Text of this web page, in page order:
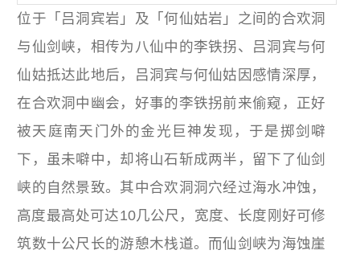
位于「吕洞宾岩」及「何仙姑岩」之间的合欢洞
与仙剑峡，相传为八仙中的李铁拐、吕洞宾与何
仙姑抵达此地后，吕洞宾与何仙姑因感情深厚，
在合欢洞中幽会，好事的李铁拐前来偷窥，正好
被天庭南天门外的金光巨神发现，于是掷剑噼
下，虽未噼中，却将山石斩成两半，留下了仙剑
峡的自然景致。其中合欢洞洞穴经过海水冲蚀，
高度最高处可达10几公尺，宽度、长度刚好可修
筑数十公尺长的游憩木栈道。而仙剑峡为海蚀崖